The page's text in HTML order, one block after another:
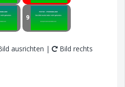
9
ausrichten |
Bild rechts